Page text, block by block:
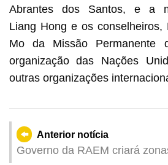
Abrantes dos Santos, e a
Liang Hong e os conselheiros,
Mo da Missão Permanente
organização das Nações
outras organizações
Anterior notícia
Governo da RAEM criará